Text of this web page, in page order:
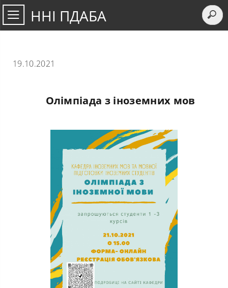
ННІ ПДАБА
19.10.2021
Олімпіада з іноземних мов